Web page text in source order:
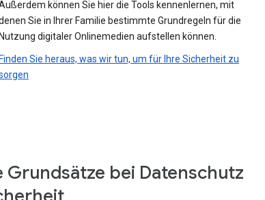
können Sie hier die Tools kennenlernen, mit
Sie in Ihrer Familie bestimmte Grundregeln für die
Nutzung digitaler Onlinemedien aufstellen können.
Finden Sie heraus, was wir tun, um für Ihre Sicherheit zu
Grundsätze bei Datenschutz